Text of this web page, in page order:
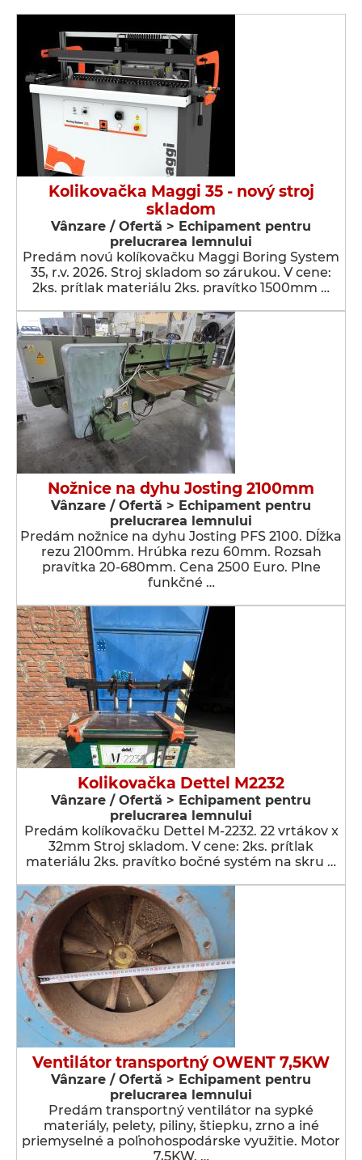
Kolikovačka Maggi 35 - nový stroj
skladom
Vânzare / Ofertă > Echipament pentru
prelucrarea lemnului
Predám novú kolíkovačku Maggi Boring System
35, r.v. 2026. Stroj skladom so zárukou. V cene:
2ks. prítlak materiálu 2ks. pravítko 1500mm …
Nožnice na dyhu Josting 2100mm
Vânzare / Ofertă > Echipament pentru
prelucrarea lemnului
Predám nožnice na dyhu Josting PFS 2100. Dĺžka
rezu 2100mm. Hrúbka rezu 60mm. Rozsah
pravítka 20-680mm. Cena 2500 Euro. Plne
funkčné …
Kolikovačka Dettel M2232
Vânzare / Ofertă > Echipament pentru
prelucrarea lemnului
Predám kolíkovačku Dettel M-2232. 22 vrtákov x
32mm Stroj skladom. V cene: 2ks. prítlak
materiálu 2ks. pravítko bočné systém na skru …
Ventilátor transportný OWENT 7,5KW
Vânzare / Ofertă > Echipament pentru
prelucrarea lemnului
Predám transportný ventilátor na sypké
materiály, pelety, piliny, štiepku, zrno a iné
priemyselné a poľnohospodárske využitie. Motor
7,5KW. …